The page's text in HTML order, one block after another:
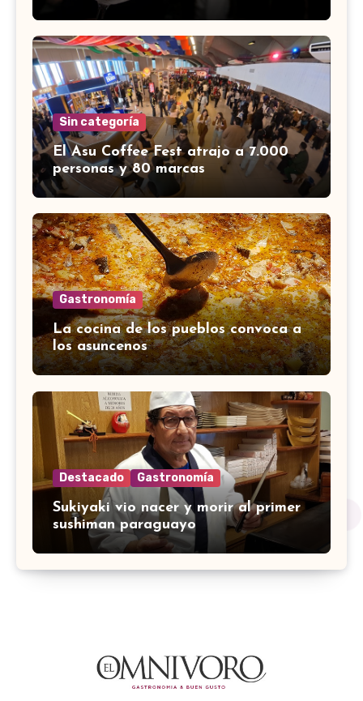
Sin categoría
El Asu Coffee Fest atrajo a 7.000
personas y 80 marcas
Gastronomía
La cocina de los pueblos convoca a
los asuncenos
Destacado Gastronomía
Sukiyaki vio nacer y morir al primer
sushiman paraguayo